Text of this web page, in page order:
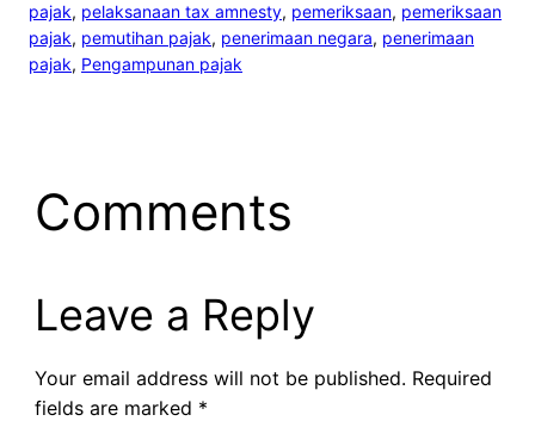
pajak, pelaksanaan tax amnesty, pemeriksaan, pemeriksaan
pajak, pemutihan pajak, penerimaan negara, penerimaan
pajak, Pengampunan pajak
Comments
Leave a Reply
Your email address will not be published. Required
fields are marked *